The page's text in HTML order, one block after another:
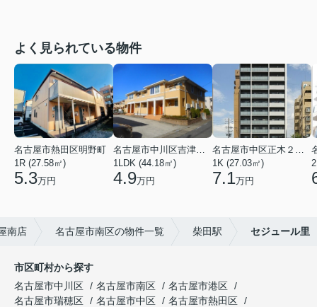
よく見られている物件
名古屋市熱田区明野町
1R (27.58㎡)
5.3万円
1LDK (44.18㎡)
4.9万円
1K (27.03㎡)
7.1万円
南店 名古屋市南区の物件一覧 柴田駅 セジュール里
市区町村から探す
名古屋市中川区
名古屋市南区
名古屋市港区
名古屋市瑞穂区
名古屋市中区
名古屋市熱田区